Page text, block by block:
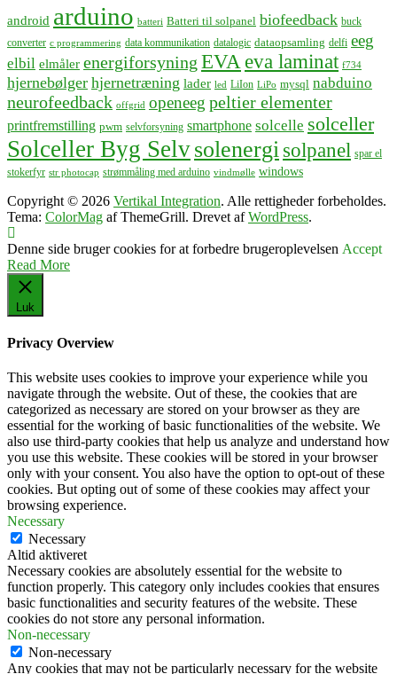
android arduino batteri Batteri til solpanel biofeedback buck
converter c programmering data kommunikation datalogic dataopsamling delfi eeg
elbil elmåler energiforsyning EVA eva laminat f734
hjernebølger hjernetræning lader led LiIon LiPo mysql nabduino
neurofeedback offgrid openeeg peltier elementer
printfremstilling pwm selvforsyning smartphone solcelle solceller
Solceller Byg Selvsolenergisolpanel spar el
stokerfyr str photocap strømmåling med arduino vindmølle windows
Copyright © 2026 Vertikal Integration. Alle rettigheder forbeholdes.
Tema: ColorMag af ThemeGrill. Drevet afWordPress.
Denne side bruger cookies for at forbedre brugeroplevelsen Accept
Read More
Luk
Privacy Overview
This website uses cookies to improve your experience while you
navigate through the website. Out of these, the cookies that are
categorized as necessary are stored on your browser as they are
essential for the working of basic functionalities of the website. We
also use third-party cookies that help us analyze and understand how
you use this website. These cookies will be stored in your browser
only with your consent. You also have the option to opt-out of these
cookies. But opting out of some of these cookies may affect your
browsing experience.
Necessary
Necessary
Altid aktiveret
Necessary cookies are absolutely essential for the website to
function properly. This category only includes cookies that ensures
basic functionalities and security features of the website. These
cookies do not store any personal information.
Non-necessary
Non-necessary
Any cookies that may not be particularly necessary for the website